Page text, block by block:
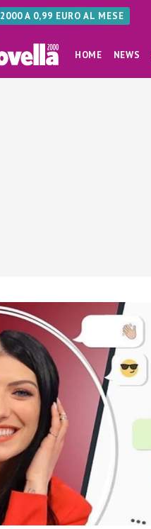
A 0,99 EURO AL MESE
HOME NEWS